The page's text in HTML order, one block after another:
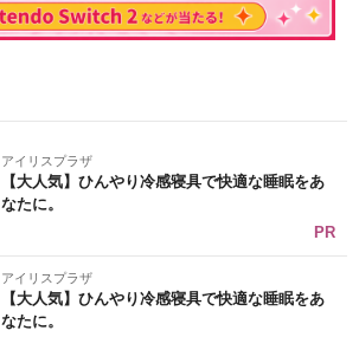
アイリスプラザ
【大人気】ひんやり冷感寝具で快適な睡眠をあ
なたに。
PR
アイリスプラザ
【大人気】ひんやり冷感寝具で快適な睡眠をあ
なたに。